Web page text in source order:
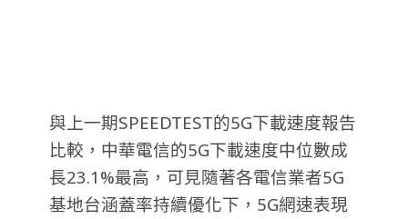
與上一期SPEEDTEST的5G下載速度報告
比較，中華電信的5G下載速度中位數成
長23.1%最高，可見隨著各電信業者5G
基地台涵蓋率持續優化下，5G網速表現